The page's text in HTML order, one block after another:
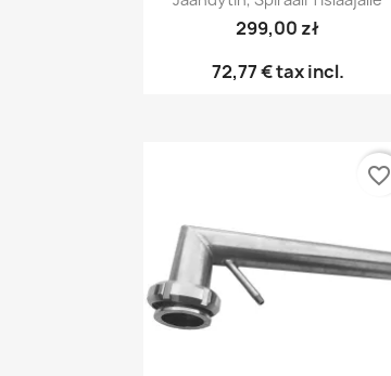
299,00 zł
72,77 €tax incl.
favorite_border